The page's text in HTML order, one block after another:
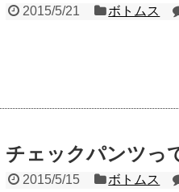
2015/5/21 ボトムス
チェックパンツっ
2015/5/15 ボトムス